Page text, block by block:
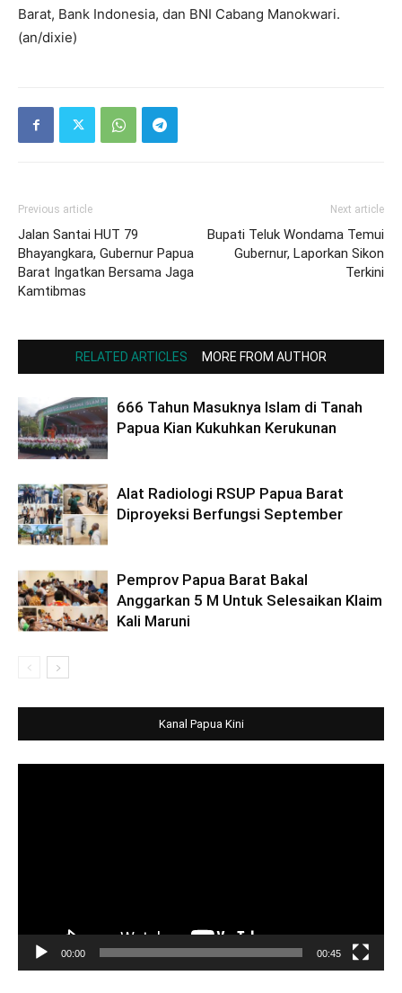
Barat, Bank Indonesia, dan BNI Cabang Manokwari.
(an/dixie)
Previous article
Jalan Santai HUT 79
Bhayangkara, Gubernur Papua
Barat Ingatkan Bersama Jaga
Kamtibmas
Next article
Bupati Teluk Wondama Temui
Gubernur, Laporkan Sikon
Terkini
RELATED ARTICLES MORE FROM AUTHOR
666 Tahun Masuknya Islam di Tanah
Papua Kian Kukuhkan Kerukunan
Alat Radiologi RSUP Papua Barat
Diproyeksi Berfungsi September
Pemprov Papua Barat Bakal
Anggarkan 5 M Untuk Selesaikan Klaim
Kali Maruni
Kanal Papua Kini
00:00 00:45